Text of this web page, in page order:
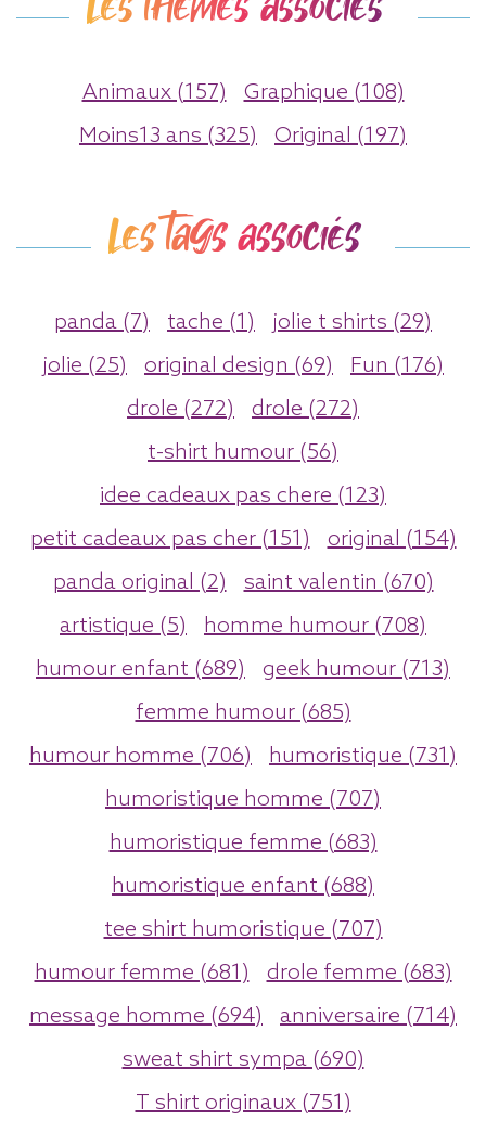
Animaux (157)
Graphique (108)
Moins13 ans (325)
Original (197)
Les tags associés
panda (7) tache (1)
jolie t shirts (29)
jolie (25)
original design (69)
Fun (176)
drole (272)
drole (272)
t-shirt humour (56)
idee cadeaux pas chere (123)
petit cadeaux pas cher (151)
original (154)
panda original (2)
saint valentin (670)
artistique (5)
homme humour (708)
humour enfant (689)
geek humour (713)
femme humour (685)
humour homme (706)
humoristique (731)
humoristique homme (707)
humoristique femme (683)
humoristique enfant (688)
tee shirt humoristique (707)
humour femme (681)
drole femme (683)
message homme (694)
anniversaire (714)
sweat shirt sympa (690)
T shirt originaux (751)